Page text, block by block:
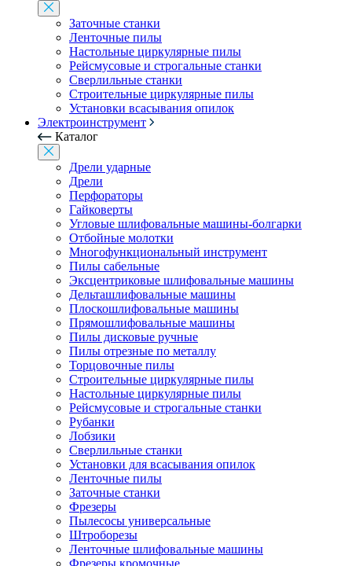
Заточные станки
Ленточные пилы
Настольные циркулярные пилы
Рейсмусовые и строгальные станки
Сверлильные станки
Строительные циркулярные пилы
Установки всасывания опилок
Электроинструмент
Каталог
Дрели ударные
Дрели
Перфораторы
Гайковерты
Угловые шлифовальные машины-болгарки
Отбойные молотки
Многофункциональный инструмент
Пилы сабельные
Эксцентриковые шлифовальные машины
Дельташлифовальные машины
Плоскошлифовальные машины
Прямошлифовальные машины
Пилы дисковые ручные
Пилы отрезные по металлу
Торцовочные пилы
Строительные циркулярные пилы
Настольные циркулярные пилы
Рейсмусовые и строгальные станки
Рубанки
Лобзики
Сверлильные станки
Установки для всасывания опилок
Ленточные пилы
Заточные станки
Фрезеры
Пылесосы универсальные
Штроборезы
Ленточные шлифовальные машины
Фрезеры кромочные